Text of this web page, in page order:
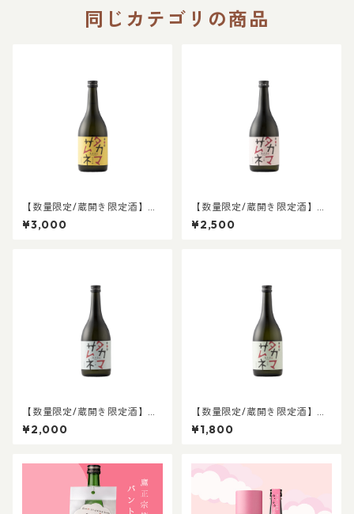
同じカテゴリの商品
【数量限定/蔵開き限定酒】タ
カマサムネ 純米大吟醸
¥3,000
【数量限定/蔵開き限定酒】タ
カマサムネ 大吟醸
¥2,500
【数量限定/蔵開き限定酒】タ
カマサムネ 吟醸酒
¥2,000
【数量限定/蔵開き限定酒】タ
カマサムネ 純米酒
¥1,800